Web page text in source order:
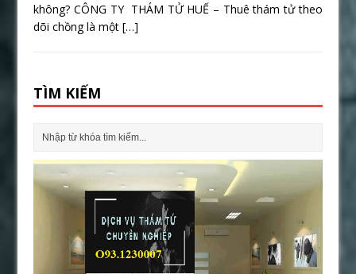
không? CÔNG TY THÁM TỬ HUẾ – Thuê thám tử theo
dõi chồng là một[…]
TÌM KIẾM